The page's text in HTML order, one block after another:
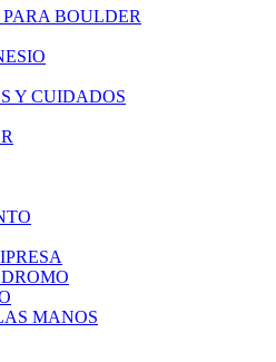
BOULDER
Y CUIDADOS
MANOS